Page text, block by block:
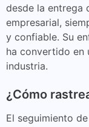
desde la entrega
empresarial,
y confiable. Su
ha convertido en
industria.
¿Cómo
El seguimiento